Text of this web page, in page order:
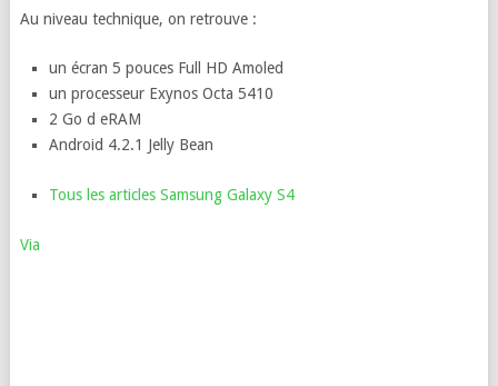
Au niveau technique, on retrouve :
un écran 5 pouces Full HD Amoled
un processeur Exynos Octa 5410
2 Go d eRAM
Android 4.2.1 Jelly Bean
Tous les articles Samsung Galaxy S4
Via